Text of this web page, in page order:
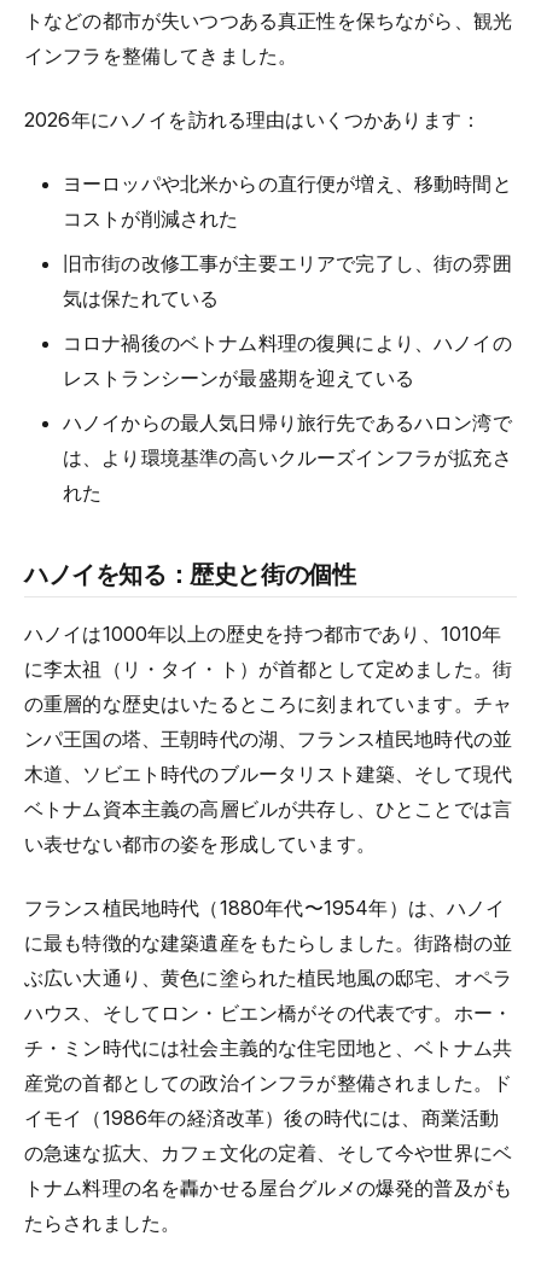
トなどの都市が失いつつある真正性を保ちながら、観光
インフラを整備してきました。
2026年にハノイを訪れる理由はいくつかあります：
ヨーロッパや北米からの直行便が増え、移動時間と
コストが削減された
旧市街の改修工事が主要エリアで完了し、街の雰囲
気は保たれている
コロナ禍後のベトナム料理の復興により、ハノイの
レストランシーンが最盛期を迎えている
ハノイからの最人気日帰り旅行先であるハロン湾で
は、より環境基準の高いクルーズインフラが拡充さ
れた
ハノイを知る：歴史と街の個性
ハノイは1000年以上の歴史を持つ都市であり、1010年
に李太祖（リ・タイ・ト）が首都として定めました。街
の重層的な歴史はいたるところに刻まれています。チャ
ンパ王国の塔、王朝時代の湖、フランス植民地時代の並
木道、ソビエト時代のブルータリスト建築、そして現代
ベトナム資本主義の高層ビルが共存し、ひとことでは言
い表せない都市の姿を形成しています。
フランス植民地時代（1880年代〜1954年）は、ハノイ
に最も特徴的な建築遺産をもたらしました。街路樹の並
ぶ広い大通り、黄色に塗られた植民地風の邸宅、オペラ
ハウス、そしてロン・ビエン橋がその代表です。ホー・
チ・ミン時代には社会主義的な住宅団地と、ベトナム共
産党の首都としての政治インフラが整備されました。ド
イモイ（1986年の経済改革）後の時代には、商業活動
の急速な拡大、カフェ文化の定着、そして今や世界にベ
トナム料理の名を轟かせる屋台グルメの爆発的普及がも
たらされました。